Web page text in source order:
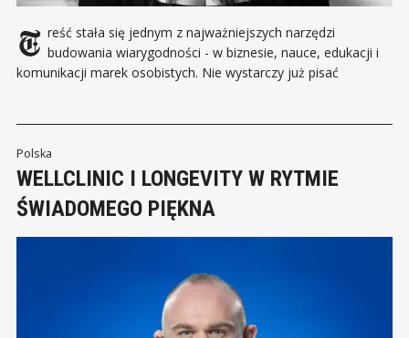
Treść stała się jednym z najważniejszych narzędzi budowania wiarygodności - w biznesie, nauce, edukacji i
komunikacji marek osobistych. Nie wystarczy już pisać
opiera się działalność AdkaLab - niezależnej
Polska
WELLCLINIC I LONGEVITY W RYTMIE
ŚWIADOMEGO PIĘKNA